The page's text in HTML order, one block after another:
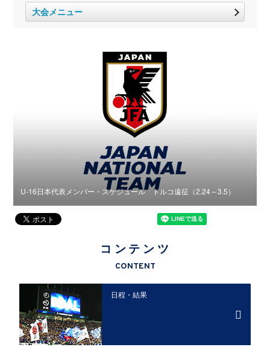
大会メニュー
U-16日本代表メンバー・スケジュール トルコ遠征（2.24～3.5）
コンテンツ
CONTENT
日程・結果